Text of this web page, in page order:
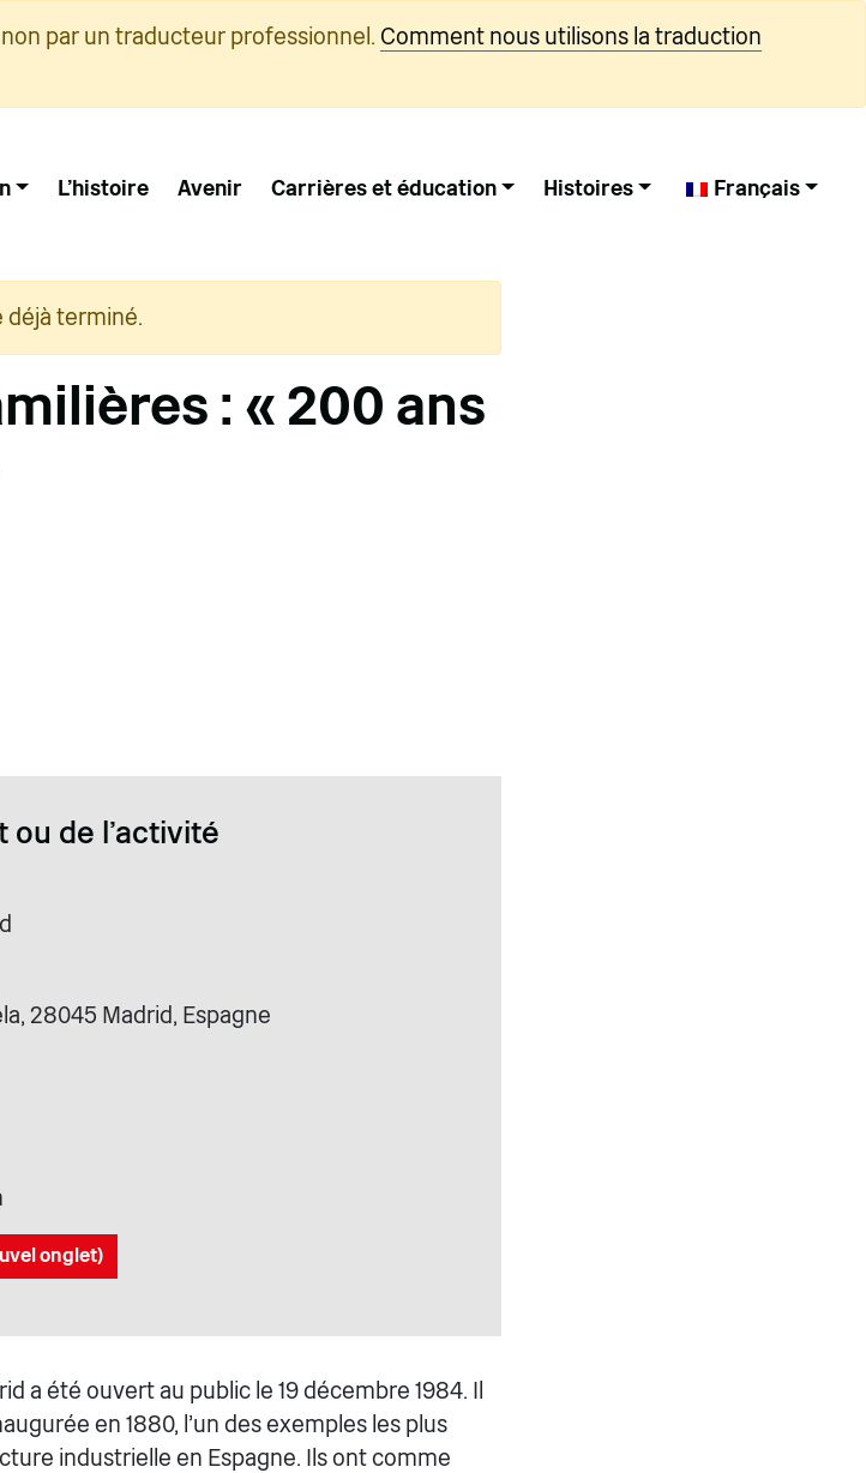
par un traducteur professionnel. Comment nous utilisons la traduction
L'histoire Avenir Carrières et éducation Histoires Français
terminé.
: « 200 ans
ou de l'activité
28045 Madrid, Espagne
onglet)
a été ouvert au public le 19 décembre 1984. Il
en 1880, l'un des exemples les plus
industrielle en Espagne. Ils ont comme